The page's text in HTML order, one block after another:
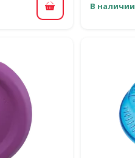
В корзинуВ наличии